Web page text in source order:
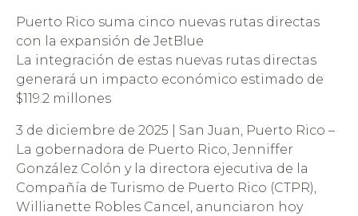
Puerto Rico suma cinco nuevas rutas directas
con la expansión de JetBlue
La integración de estas nuevas rutas directas
generará un impacto económico estimado de
$119.2 millones
3 de diciembre de 2025 | San Juan, Puerto Rico –
La gobernadora de Puerto Rico, Jenniffer
González Colón y la directora ejecutiva de la
Compañía de Turismo de Puerto Rico (CTPR),
Willianette Robles Cancel, anunciaron hoy